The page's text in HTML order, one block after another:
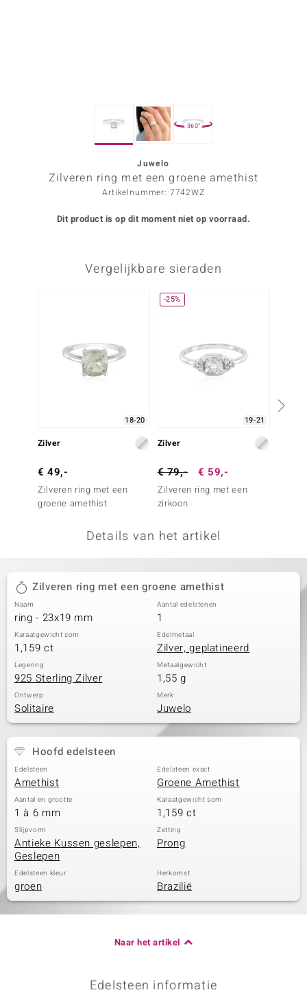
Collection
360°
Juwelo
Zilveren ring met een groene amethist
Artikelnummer: 7742WZ
Dit product is op dit moment niet op voorraad.
Vergelijkbare sieraden
18-20
Zilver
€ 49,-
Zilveren ring met een
groene amethist
-25%
19-21
Zilver
€ 79,- € 59,-
Zilveren ring met een
zirkoon
Details van het artikel
Zilveren ring met een groene amethist
Naam
ring - 23x19 mm
Aantal edelstenen
1
Karaatgewicht som
1,159 ct
Edelmetaal
Zilver, geplatineerd
Legering
925 Sterling Zilver
Metaalgewicht
1,55 g
Ontwerp
Solitaire
Merk
Juwelo
Hoofd edelsteen
Edelsteen
Amethist
Edelsteen exact
Groene Amethist
Aantal en grootte
1 à 6 mm
Karaatgewicht som
1,159 ct
Slijpvorm
Antieke Kussen geslepen,
Geslepen
Zetting
Prong
Edelsteen kleur
groen
Herkomst
Brazilië
Naar het artikel
Edelsteen informatie